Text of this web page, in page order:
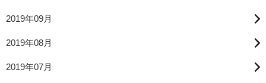
2019年09月
2019年08月
2019年07月